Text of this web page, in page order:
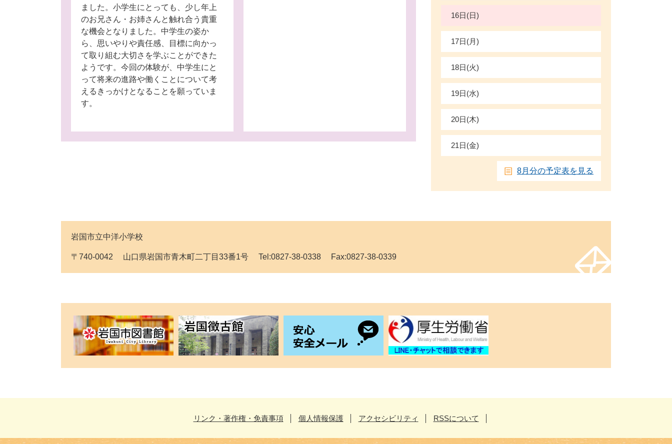
ました。小学生にとっても、少し年上
のお兄さん・お姉さんと触れ合う貴重
な機会となりました。中学生の姿か
ら、思いやりや責任感、目標に向かっ
て取り組む大切さを学ぶことができた
ようです。今回の体験が、中学生にと
って将来の進路や働くことについて考
えるきっかけとなることを願っていま
す。
16日(日)
17日(月)
18日(火)
19日(水)
20日(木)
21日(金)
8月分の予定表を見る
岩国市立中洋小学校
〒740-0042 山口県岩国市青木町二丁目33番1号 Tel:0827-38-0338 Fax:0827-38-0339
リンク・著作権・免責事項 個人情報保護 アクセシビリティ RSSについて